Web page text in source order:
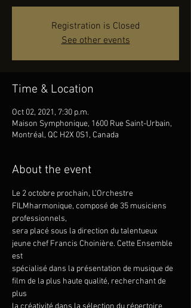
Registration is Closed
See other events
Time & Location
Oct 02, 2021, 7:30 p.m.
Maison Symphonique, 1600 Rue Saint-Urbain,
Montréal, QC H2X 0S1, Canada
About the event
Le 2 octobre prochain, L’Orchestre
FILMharmonique, composé de 35 musiciens
professionnels,
sera placé sous la direction du talentueux
jeune chef Francis Choinière. Cette Ensemble
est
spécialisé dans la présentation de musique de
film de la plus haute qualité, recherchant de
plus